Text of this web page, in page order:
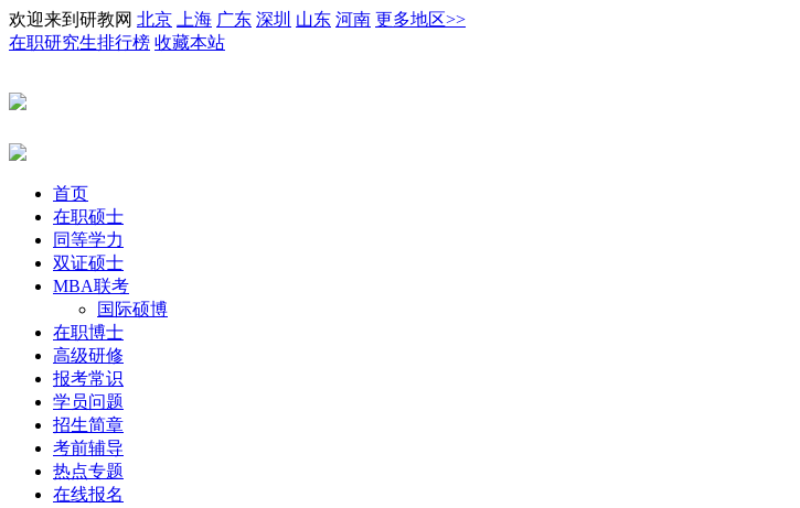
欢迎来到研教网 北京 上海 广东 深圳 山东 河南 更多地区>>
在职研究生排行榜 收藏本站
首页
在职硕士
同等学力
双证硕士
MBA联考
国际硕博
在职博士
高级研修
报考常识
学员问题
招生简章
考前辅导
热点专题
在线报名